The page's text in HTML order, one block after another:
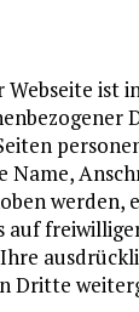
ist
Name,
werden,
freiwilliger
Dritte